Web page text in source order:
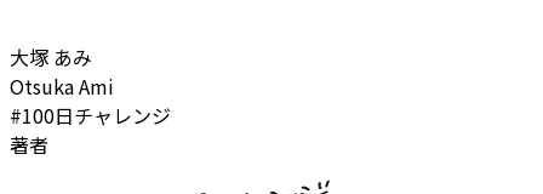
大塚 あみ
Otsuka Ami
#100日チャレンジ
著者